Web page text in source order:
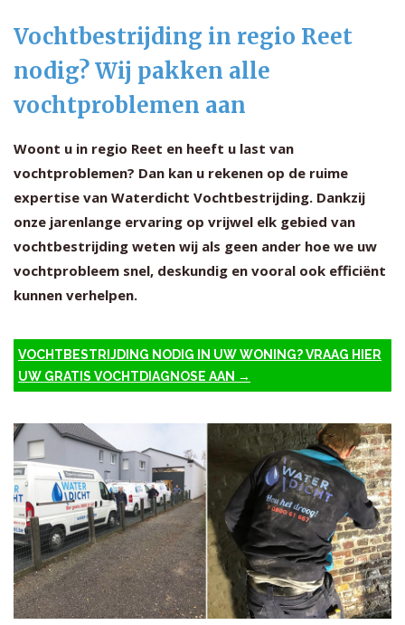
Vochtbestrijding in regio Reet
nodig? Wij pakken alle
vochtproblemen aan
Woont u in regio Reet en heeft u last van
vochtproblemen? Dan kan u rekenen op de ruime
expertise van Waterdicht Vochtbestrijding. Dankzij
onze jarenlange ervaring op vrijwel elk gebied van
vochtbestrijding weten wij als geen ander hoe we uw
vochtprobleem snel, deskundig en vooral ook efficiënt
kunnen verhelpen.
VOCHTBESTRIJDING NODIG IN UW WONING? VRAAG HIER
UW GRATIS VOCHTDIAGNOSE AAN →